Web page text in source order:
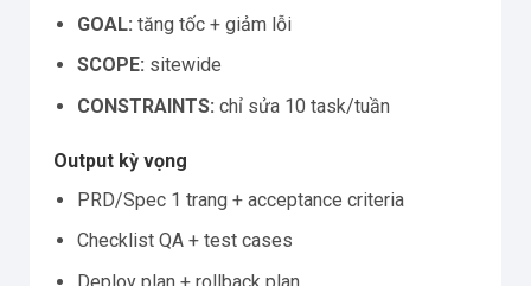
GOAL: tăng tốc + giảm lỗi
SCOPE: sitewide
CONSTRAINTS: chỉ sửa 10 task/tuần
Output kỳ vọng
PRD/Spec 1 trang + acceptance criteria
Checklist QA + test cases